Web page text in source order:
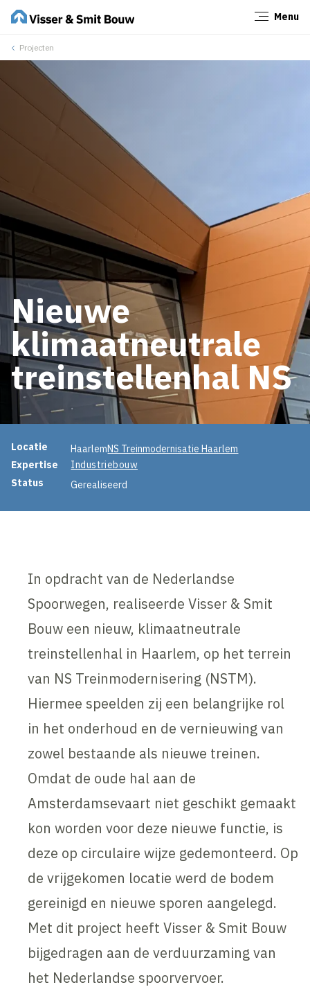
Menu
Projecten
Nieuwe
klimaatneutrale
treinstellenhal NS
Projectinformatie
Locatie HaarlemNS Treinmodernisatie Haarlem
Expertise
Industriebouw
Status
Gerealiseerd
In opdracht van de Nederlandse
Spoorwegen, realiseerde Visser & Smit
Bouw een nieuw, klimaatneutrale
treinstellenhal in Haarlem, op het terrein
van NS Treinmodernisering (NSTM).
Hiermee speelden zij een belangrijke rol
in het onderhoud en de vernieuwing van
zowel bestaande als nieuwe treinen.
Omdat de oude hal aan de
Amsterdamsevaart niet geschikt gemaakt
kon worden voor deze nieuwe functie, is
deze op circulaire wijze gedemonteerd. Op
de vrijgekomen locatie werd de bodem
gereinigd en nieuwe sporen aangelegd.
Met dit project heeft Visser & Smit Bouw
bijgedragen aan de verduurzaming van
het Nederlandse spoorvervoer.
Sluiten